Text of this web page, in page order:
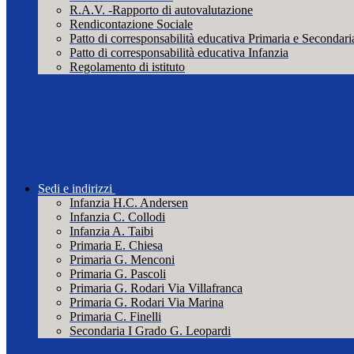
R.A.V. -Rapporto di autovalutazione
Rendicontazione Sociale
Patto di corresponsabilità educativa Primaria e
Patto di corresponsabilità educativa Infanzia
Regolamento di istituto
Sedi e indirizzi
Infanzia H.C. Andersen
Infanzia C. Collodi
Infanzia A. Taibi
Primaria E. Chiesa
Primaria G. Menconi
Primaria G. Pascoli
Primaria G. Rodari Via Villafranca
Primaria G. Rodari Via Marina
Primaria C. Finelli
Secondaria I Grado G. Leopardi